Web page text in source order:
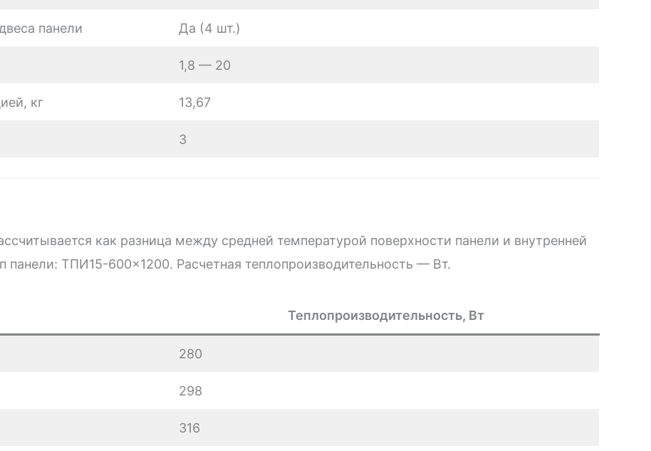
панели Да (4 шт.)
1,8 — 20
кг 13,67
3
как разница между средней температурой поверхности панели и внутренней
панели: ТПИ15-600×1200. Расчетная теплопроизводительность — Вт.
Теплопроизводительность, Вт
280
298
316